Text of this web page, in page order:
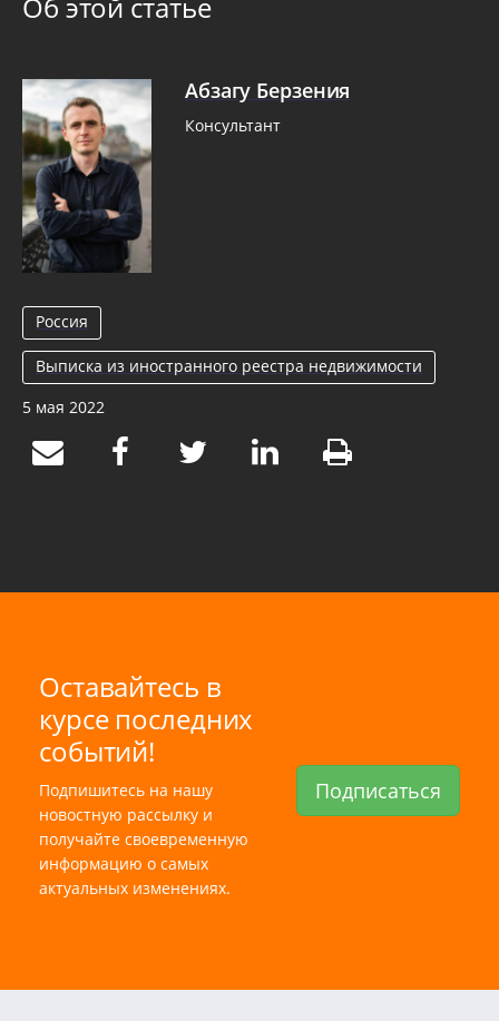
Абзагу Берзения
Консультант
Россия
Выписка из иностранного реестра недвижимости
5 мая 2022
Оставайтесь в
курсе последних
событий!
Подпишитесь на нашу
новостную рассылку и
получайте своевременную
информацию о самых
актуальных изменениях.
Подписаться